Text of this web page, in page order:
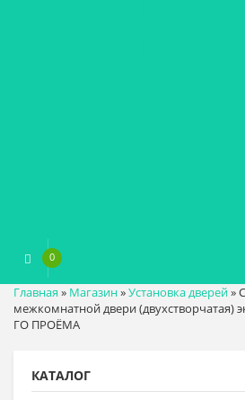
0
Главная » Магазин»Установка дверей»
межкомнатной двери
ГО ПРОЁМА
КАТАЛОГ